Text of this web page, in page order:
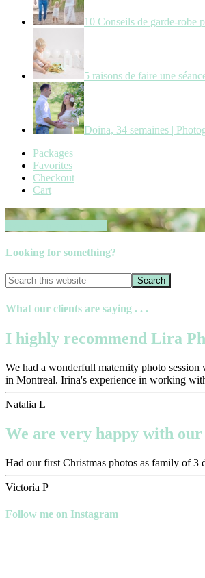
10 Conseils de garde-robe
5 raisons de faire une
Doina, 34 semaines |
Packages
Favorites
Checkout
Cart
Looking for something?
What our clients are saying . . .
I highly recommend Lira
We had a wonderfull maternity photo
in Montreal. Irina's experience in working
Natalia L
We are very happy with
Had our first Christmas photos as family of 3
Victoria P
Follow me on Instagram